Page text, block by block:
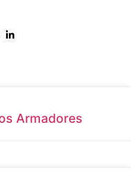
Armadores